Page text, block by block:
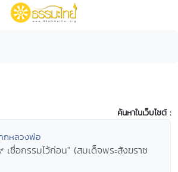
ค้นหาในเว็บไซต์ :
กหลวงพ่อ
ชื่อกรรมไว้ก่อน" (สมเด็จพระสังฆราช